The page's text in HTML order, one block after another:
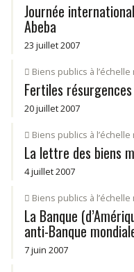
Journée
Abeba
23 juillet 2007
Biens publics à
Fertiles
20 juillet 2007
Biens publics à
La lettre des biens
4 juillet 2007
Biens publics à
La Banque
anti-Banque
7 juin 2007